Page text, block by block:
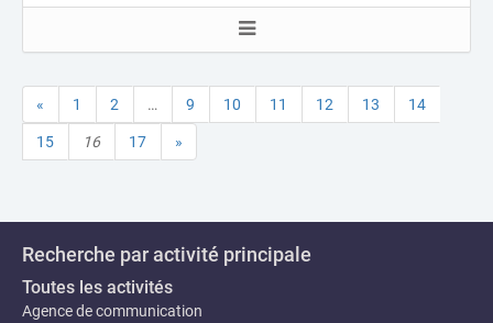
« 1 2 … 9 10 11 12 13 14
15 16 17 »
Recherche par activité principale
Toutes les activités
Agence de communication